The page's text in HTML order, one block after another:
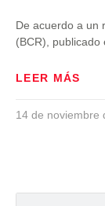
De acuerdo a un
(BCR), publicado
LEER MÁS
14 de noviembre